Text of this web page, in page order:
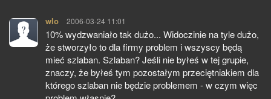
wlo pisze:
2006-03-24 11:01
10% wydzwaniało tak dużo... Widoczinie na tyle dużo,
że stworzyło to dla firmy problem i wszyscy będą
mieć szlaban. Szlaban? Jeśli nie byłeś w tej grupie,
znaczy, że byłeś tym pozostałym przeciętniakiem dla
którego szlaban nie będzie problemem - w czym więc